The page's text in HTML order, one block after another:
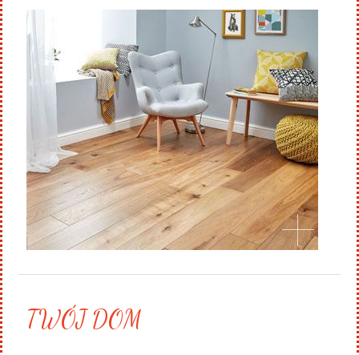
TWÓJ DOM